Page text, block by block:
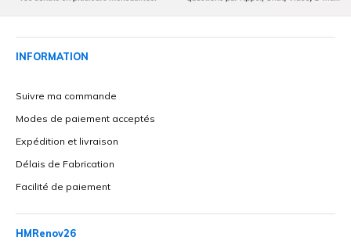
INFORMATION
Suivre ma commande
Modes de paiement acceptés
Expédition et livraison
Délais de Fabrication
Facilité de paiement
HMRenov26